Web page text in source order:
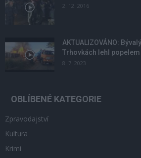
2. 12. 2016
AKTUALIZOVÁNO:
Trhovkách lehl popelem
8. 7. 2023
OBLÍBENÉ KATEGORIE
Zpravodajství
Kultura
Krimi